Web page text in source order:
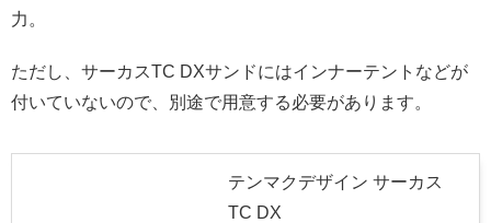
力。
ただし、サーカスTC DXサンドにはインナーテントなどが
付いていないので、別途で用意する必要があります。
テンマクデザイン サーカス
TC DX